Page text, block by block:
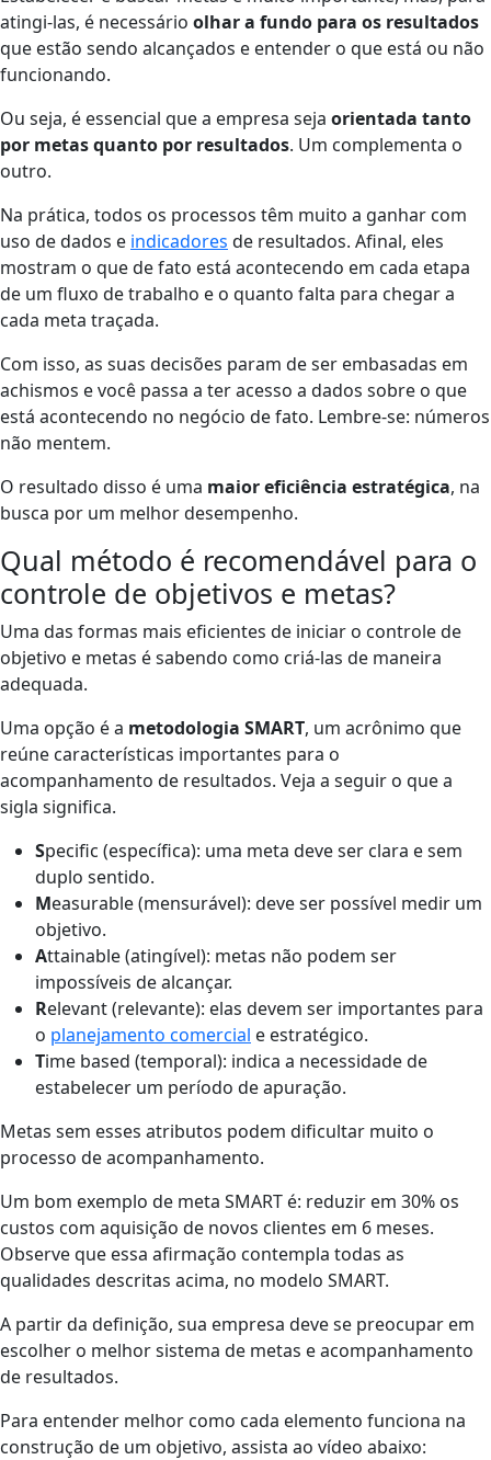
atingi-las, é necessário olhar a fundo para os resultados
que estão sendo alcançados e entender o que está ou não
funcionando.
Ou seja, é essencial que a empresa seja orientada tanto
por metas quanto por resultados. Um complementa o
outro.
Na prática, todos os processos têm muito a ganhar com
uso de dados e indicadores de resultados. Afinal, eles
mostram o que de fato está acontecendo em cada etapa
de um fluxo de trabalho e o quanto falta para chegar a
cada meta traçada.
Com isso, as suas decisões param de ser embasadas em
achismos e você passa a ter acesso a dados sobre o que
está acontecendo no negócio de fato. Lembre-se: números
não mentem.
O resultado disso é uma maior eficiência estratégica, na
busca por um melhor desempenho.
Qual método é recomendável para o
controle de objetivos e metas?
Uma das formas mais eficientes de iniciar o controle de
objetivo e metas é sabendo como criá-las de maneira
adequada.
Uma opção é a metodologia SMART, um acrônimo que
reúne características importantes para o
acompanhamento de resultados. Veja a seguir o que a
sigla significa.
Specific (específica): uma meta deve ser clara e sem
duplo sentido.
Measurable (mensurável): deve ser possível medir um
objetivo.
Attainable (atingível): metas não podem ser
impossíveis de alcançar.
Relevant (relevante): elas devem ser importantes para
o planejamento comercial e estratégico.
Time based (temporal): indica a necessidade de
estabelecer um período de apuração.
Metas sem esses atributos podem dificultar muito o
processo de acompanhamento.
Um bom exemplo de meta SMART é: reduzir em 30% os
custos com aquisição de novos clientes em 6 meses.
Observe que essa afirmação contempla todas as
qualidades descritas acima, no modelo SMART.
A partir da definição, sua empresa deve se preocupar em
escolher o melhor sistema de metas e acompanhamento
de resultados.
Para entender melhor como cada elemento funciona na
construção de um objetivo, assista ao vídeo abaixo: